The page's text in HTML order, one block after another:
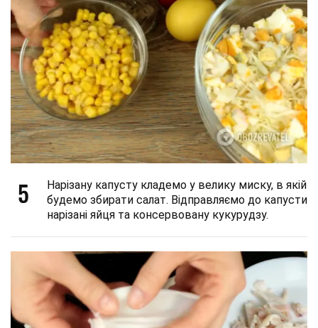
5
Нарізану капусту кладемо у велику миску, в якій
будемо збирати салат. Відправляємо до капусти
нарізані яйця та консервовану кукурудзу.